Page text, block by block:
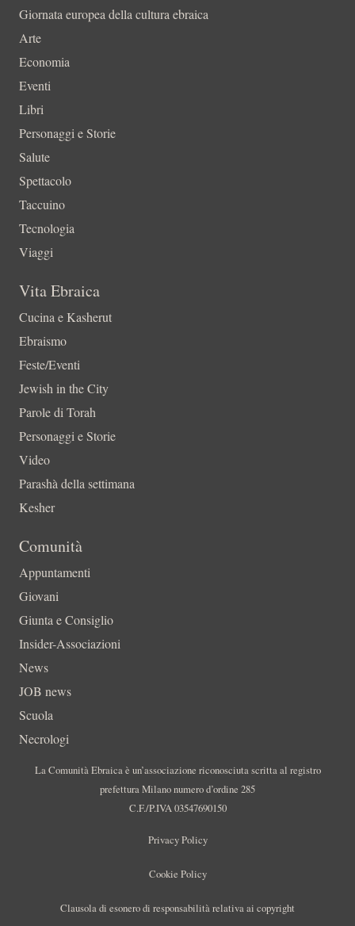
Giornata europea della cultura ebraica
Arte
Economia
Eventi
Libri
Personaggi e Storie
Salute
Spettacolo
Taccuino
Tecnologia
Viaggi
Vita Ebraica
Cucina e Kasherut
Ebraismo
Feste/Eventi
Jewish in the City
Parole di Torah
Personaggi e Storie
Video
Parashà della settimana
Kesher
Comunità
Appuntamenti
Giovani
Giunta e Consiglio
Insider-Associazioni
News
JOB news
Scuola
Necrologi
La Comunità Ebraica è un’associazione riconosciuta scritta al registro
prefettura Milano numero d’ordine 285
C.F./P.IVA 03547690150
Privacy Policy
Cookie Policy
Clausola di esonero di responsabilità relativa ai copyright